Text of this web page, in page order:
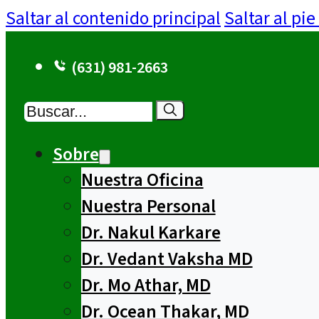
Saltar al contenido principalSaltar al
(631) 981-2663
Buscar
Sobre
Nuestra Oficina
Nuestra Personal
Dr. Nakul Karkare
Dr. Vedant Vaksha MD
Dr. Mo Athar, MD
Dr. Ocean Thakar, MD